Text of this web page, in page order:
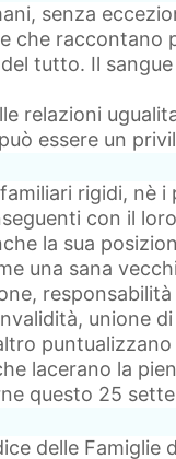
senza
che raccontano
tutto. Il
relazioni
essere un
rigidi, nè
con il
la sua
una sana
unione
lacerano la
questo 25
delle Famiglie